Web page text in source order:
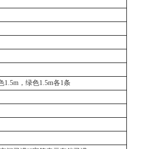
1.5m，绿色1.5m各1条